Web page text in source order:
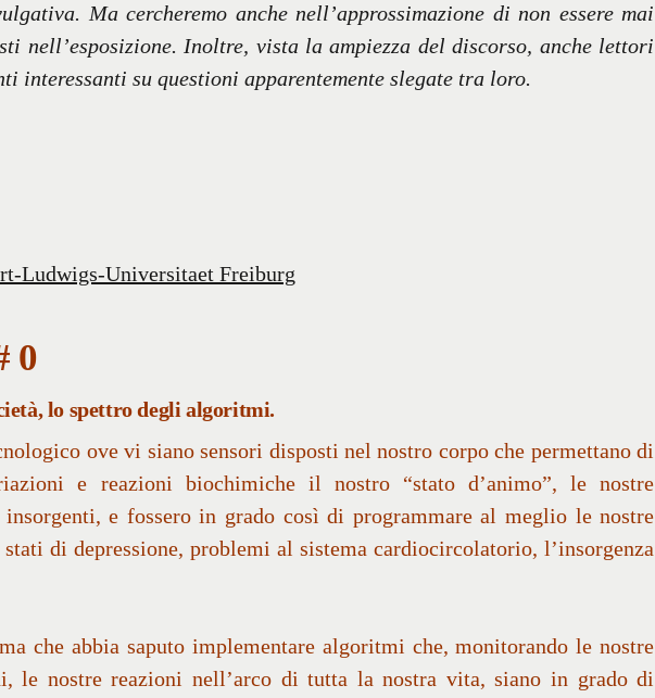
Ma cercheremo anche nell’approssimazione di non essere mai
nell’esposizione. Inoltre, vista la ampiezza del discorso, anche lettori
interessanti su questioni apparentemente slegate tra loro.
Ludwigs-Universitaet Freiburg
0
lo spettro degli algoritmi.
ove vi siano sensori disposti nel nostro corpo che permettano di
e reazioni biochimiche il nostro “stato d’animo”, le nostre
e fossero in grado così di programmare al meglio le nostre
di depressione, problemi al sistema cardiocircolatorio, l’insorgenza
che abbia saputo implementare algoritmi che, monitorando le nostre
le nostre reazioni nell’arco di tutta la nostra vita, siano in grado di